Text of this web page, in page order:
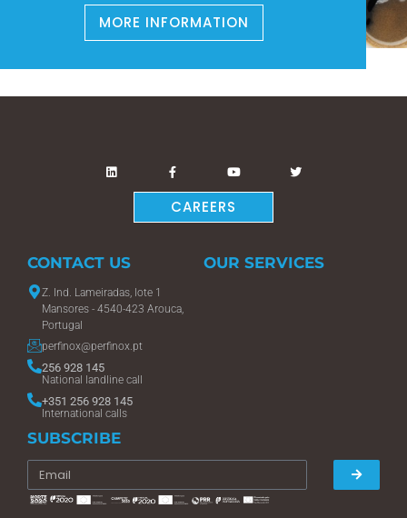
MORE INFORMATION
CAREERS
CONTACT US
Z. Ind. Lameiradas, lote 1
Mansores - 4540-423 Arouca,
Portugal
perfinox@perfinox.pt
256 928 145
National landline call
+351 256 928 145
International calls
OUR SERVICES
SUBSCRIBE